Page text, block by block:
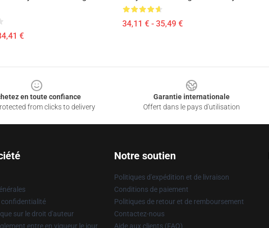
€
34,11 € - 35,49 €
en toute confiance
from clicks to delivery
Garantie internationale
Offert dans le pays d'utilisation
confidentialité
sur le droit d'auteur
entre en vigueur le jour
Notre soutien
Politiques d'expédition et de livraison
Conditions de paiement
Politiques de retour et de remboursement
Contactez-nous
Aide aux clients (FAQ)